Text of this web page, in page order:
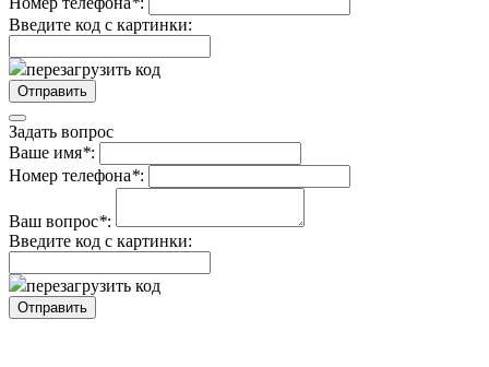
Введите код с картинки:
перезагрузить код
Задать вопрос
Ваше имя*:
Номер телефона*:
Ваш вопрос*:
Введите код с картинки:
перезагрузить код